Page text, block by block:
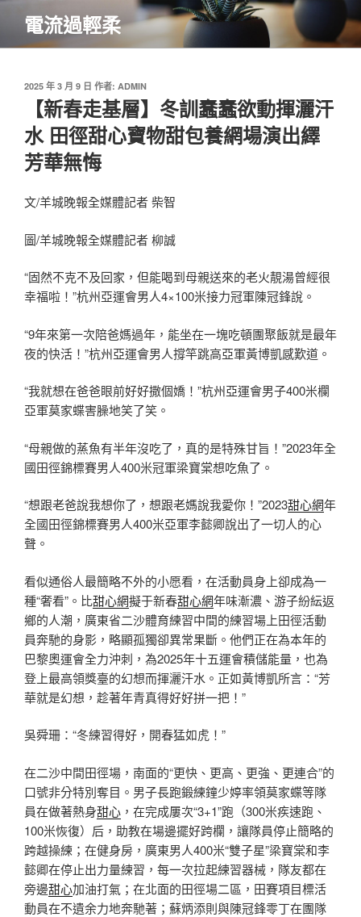
主
電流過輕柔
發
2025 年 3 月 9 日 作者: ADMIN
【新春走基層】冬訓蠢蠢欲動揮灑汗
水 田徑甜心寶物甜包養網場演出繹
芳華無悔
文/羊城晚報全媒體記者 柴智
圖/羊城晚報全媒體記者 柳誠
“固然不克不及回家，但能喝到母親送來的老火靚湯曾經很
幸福啦！”杭州亞運會男人4×100米接力冠軍陳冠鋒說。
“9年來第一次陪爸媽過年，能坐在一塊吃頓團聚飯就是最年
夜的快活！”杭州亞運會男人撐竿跳高亞軍黃博凱感歎道。
“我就想在爸爸眼前好好撒個嬌！”杭州亞運會男子400米欄
亞軍莫家蝶害臊地笑了笑。
“母親做的蒸魚有半年沒吃了，真的是特殊甘旨！”2023年全
國田徑錦標賽男人400米冠軍梁寶棠想吃魚了。
“想跟老爸說我想你了，想跟老媽說我愛你！”2023甜心網年
全國田徑錦標賽男人400米亞軍李懿卿說出了一切人的心
聲。
看似通俗人最簡略不外的小愿看，在活動員身上卻成為一
種“奢看”。比甜心網擬于新春甜心網年味漸濃、游子紛紜返
鄉的人潮，廣東省二沙體育練習中間的練習場上田徑活動
員奔馳的身影，略顯孤獨卻異常果斷。他們正在為本年的
巴黎奧運會全力沖刺，為2025年十五運會積儲能量，也為
登上最高領獎臺的幻想而揮灑汗水。正如黃博凱所言：“芳
華就是幻想，趁著年青真得好好拼一把！”
吳舜珊：“冬練習得好，開春猛如虎！”
在二沙中間田徑場，南面的“更快、更高、更強、更連合”的
口號非分特別奪目。男子長跑鍛練鐘少婷率領莫家蝶等隊
員在做著熱身甜心 ，在完成屢次“3+1”跑（300米疾速跑、
100米恢復）后，助教在場邊擺好跨欄，讓隊員停止簡略的
跨越操練；在健身房，廣東男人400米“雙子星”梁寶棠和李
懿卿在停止出力量練習，每一次拉起練習器械，隊友都在
旁邊甜心加油打氣；在北面的田徑場二區，田賽項目標活
動員在不遺余力地奔馳著；蘇炳添則與陳冠鋒零丁在團隊